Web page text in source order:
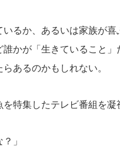
るか、あるいは家族が
かが「生きていること
あるのかもしれない。
特集したテレビ番組を凝
」